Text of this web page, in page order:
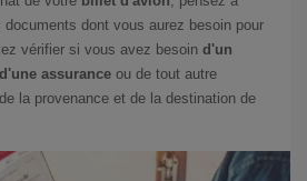
dont vous aurez besoin pour
vérifier si vous avez besoin d'un
assurance ou de tout autre
la provenance et de la destination de